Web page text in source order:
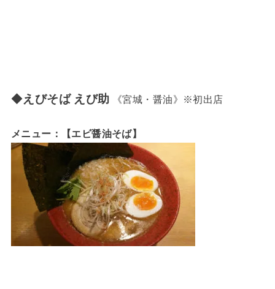
◆えびそば えび助 《宮城・醤油》※初出店
メニュー：【エビ醤油そば】